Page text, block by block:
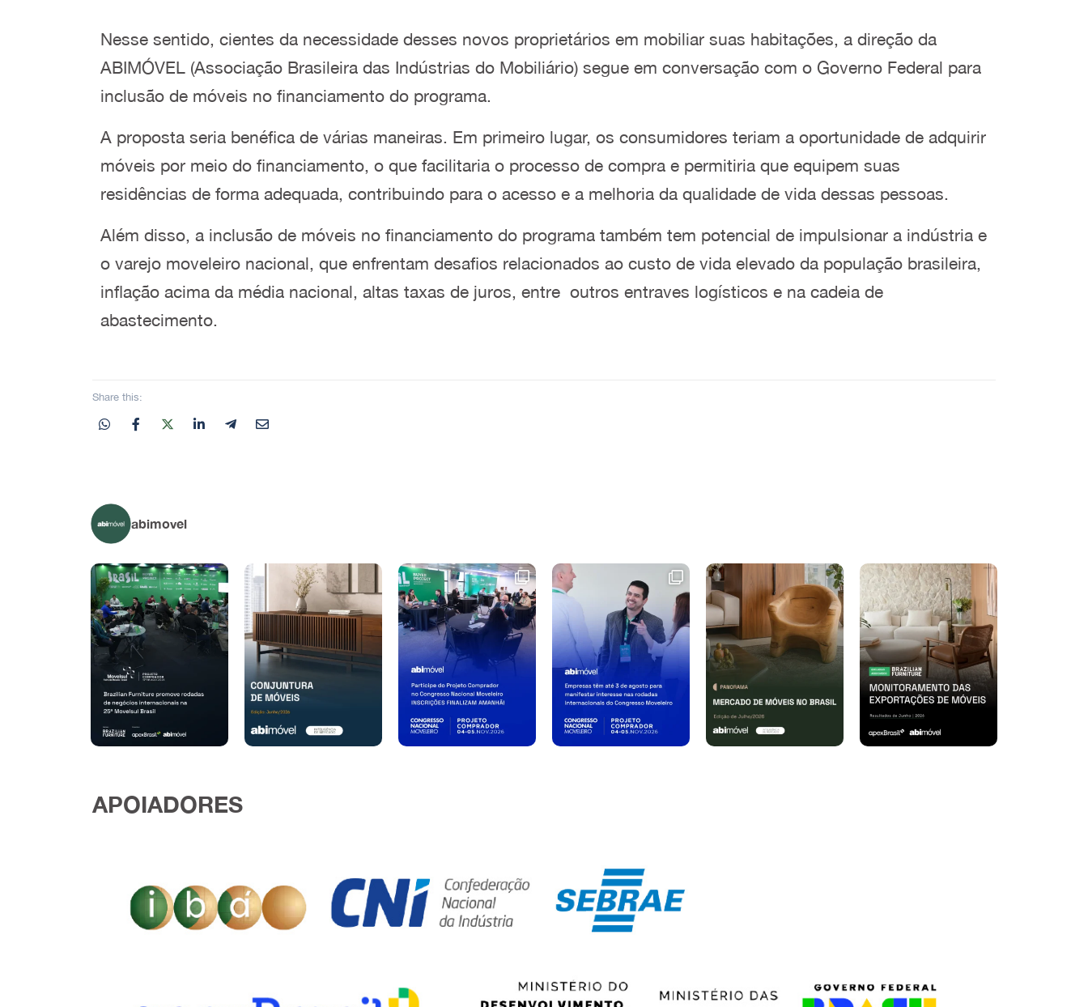
Nesse sentido, cientes da necessidade desses novos proprietários em mobiliar suas habitações, a direção da
ABIMÓVEL (Associação Brasileira das Indústrias do Mobiliário) segue em conversação com o Governo Federal para
inclusão de móveis no financiamento do programa.
A proposta seria benéfica de várias maneiras. Em primeiro lugar, os consumidores teriam a oportunidade de adquirir
móveis por meio do financiamento, o que facilitaria o processo de compra e permitiria que equipem suas
residências de forma adequada, contribuindo para o acesso e a melhoria da qualidade de vida dessas pessoas.
Além disso, a inclusão de móveis no financiamento do programa também tem potencial de impulsionar a indústria e
o varejo moveleiro nacional, que enfrentam desafios relacionados ao custo de vida elevado da população brasileira,
inflação acima da média nacional, altas taxas de juros, entre outros entraves logísticos e na cadeia de
abastecimento.
Share this:
abimovel
APOIADORES